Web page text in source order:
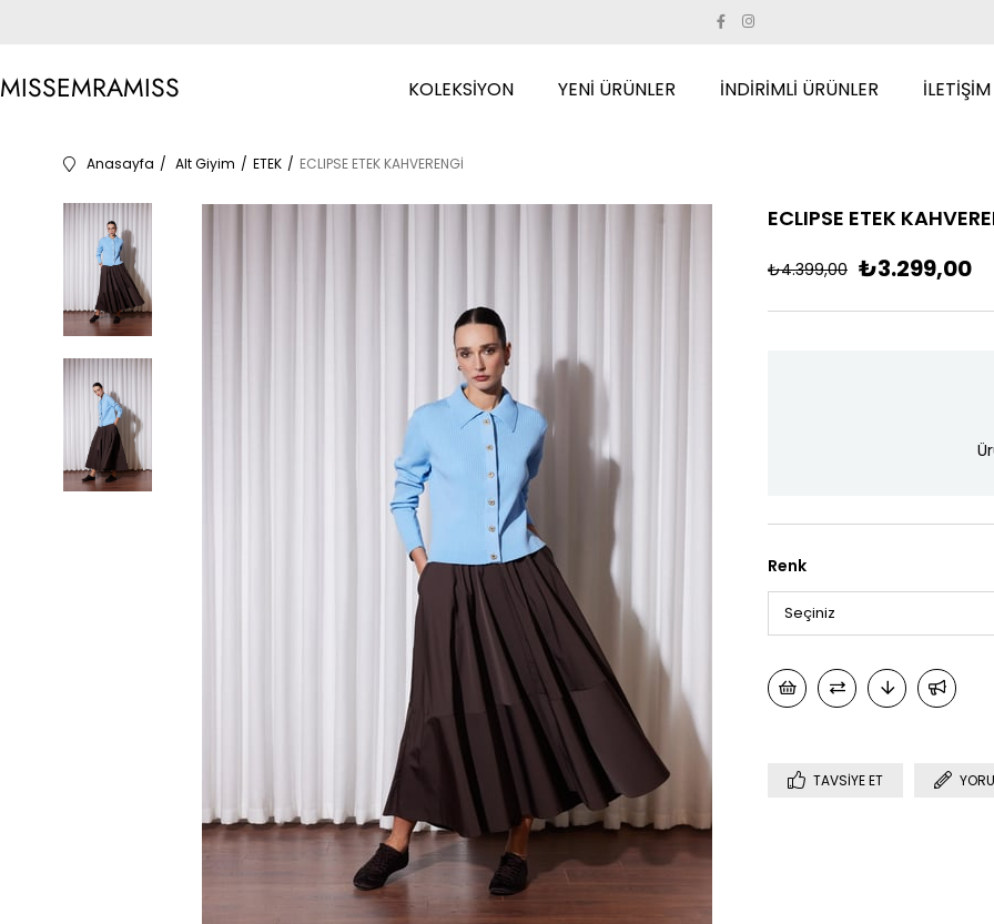
MISSEMRAMISS KOLEKSİYON YENİ ÜRÜNLER İNDİRİMLİ ÜRÜNLER İLETİŞİM
Anasayfa Alt Giyim ETEK ECLIPSE ETEK KAHVERENGİ
ECLIPSE ETEK
₺4.399,00 ₺3.299,00
Renk
TAVSIYE ET